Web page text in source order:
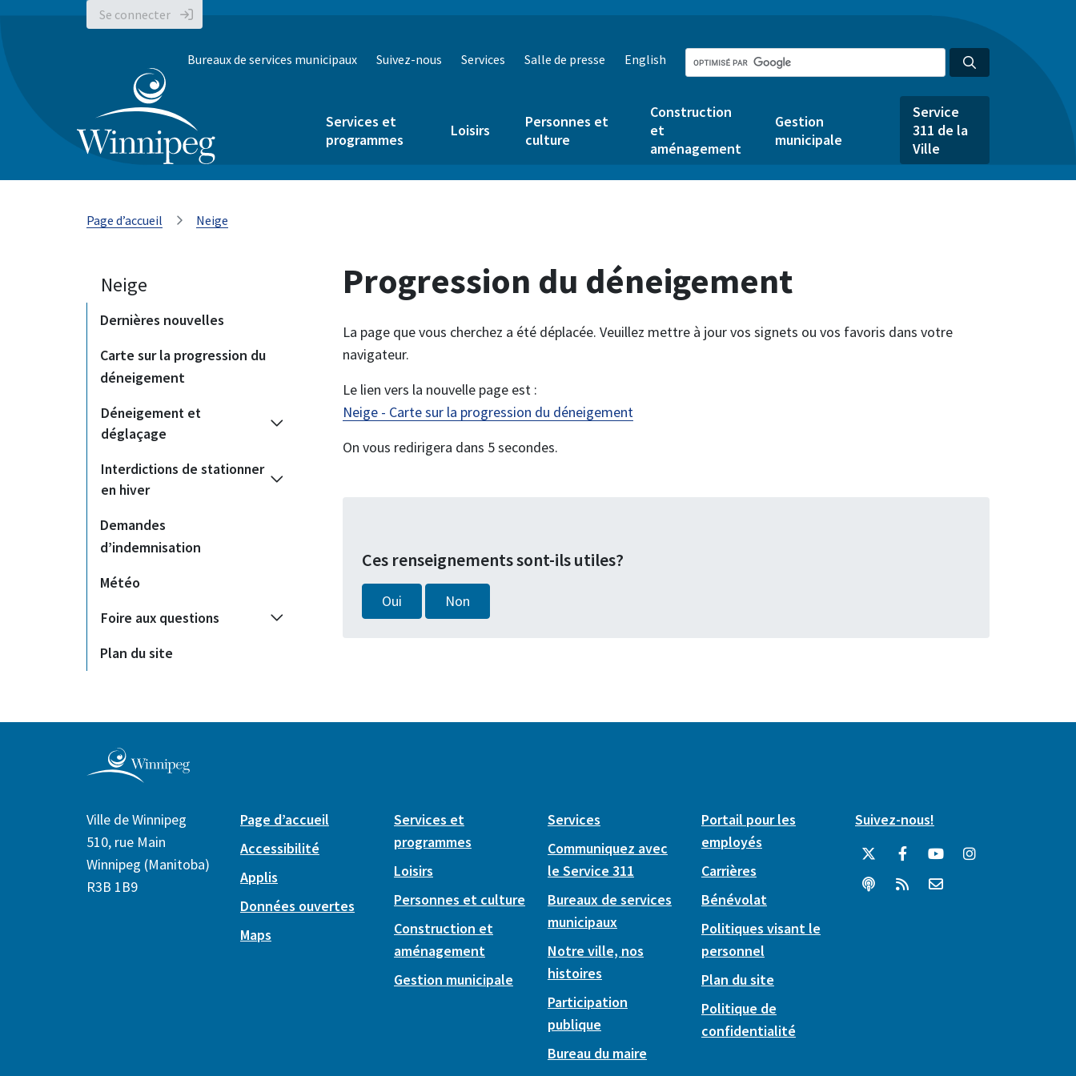
Se connecter
Bureaux de services municipaux Suivez-nous Services Salle de presse English
Services et
programmes
Loisirs
Personnes et
culture
Construction
et
aménagement
Gestion
municipale
Service
311 de la
Ville
Page d’accueil Neige
Neige
Dernières nouvelles
Carte sur la progression du
déneigement
Déneigement et
déglaçage
Interdictions de stationner
en hiver
Demandes
d’indemnisation
Météo
Foire aux questions
Plan du site
Progression du déneigement
La page que vous cherchez a été déplacée. Veuillez mettre à jour vos signets ou vos favoris dans votre
navigateur.
Le lien vers la nouvelle page est :
Neige - Carte sur la progression du déneigement
On vous redirigera dans 5 secondes.
Ces renseignements sont-ils utiles?
Oui Non
Ville de Winnipeg
510, rue Main
Winnipeg (Manitoba)
R3B 1B9
Page d’accueil
Accessibilité
Applis
Données ouvertes
Maps
Services et
programmes
Loisirs
Personnes et culture
Construction et
aménagement
Gestion municipale
Services
Communiquez avec
le Service 311
Bureaux de services
municipaux
Notre ville, nos
histoires
Participation
publique
Bureau du maire
Portail pour les
employés
Carrières
Bénévolat
Politiques visant le
personnel
Plan du site
Politique de
confidentialité
Suivez-nous!